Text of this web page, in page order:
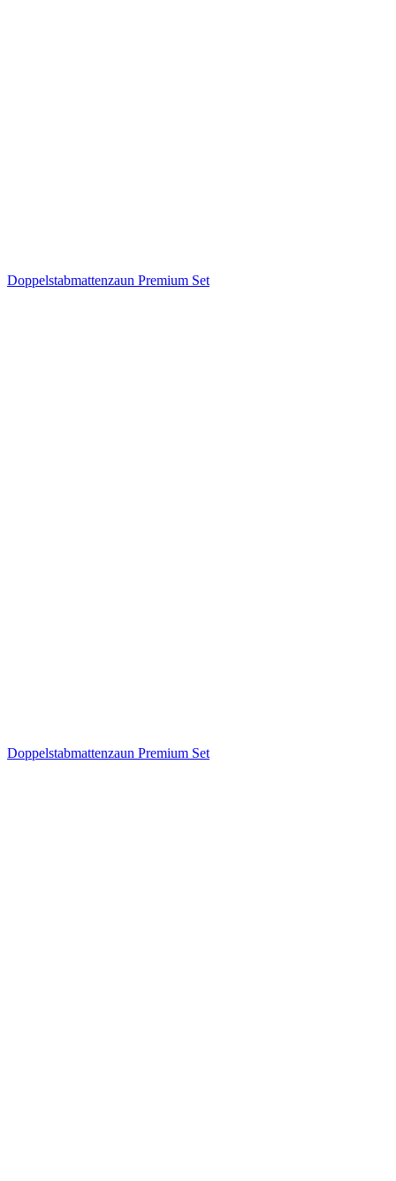
Doppelstabmattenzaun Premium Set
Doppelstabmattenzaun Premium Set